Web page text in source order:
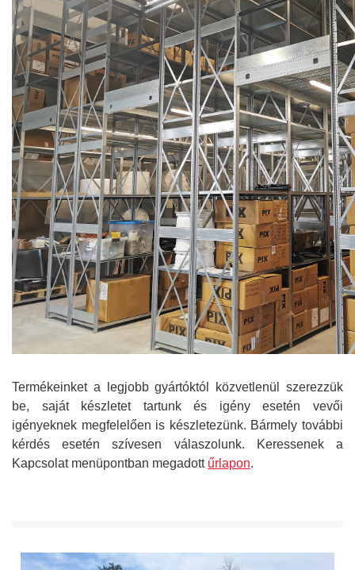
Termékeinket a legjobb gyártóktól közvetlenül szerezzük
be, saját készletet tartunk és igény esetén vevői
igényeknek megfelelően is készletezünk. Bármely további
kérdés esetén szívesen válaszolunk. Keressenek a
Kapcsolat menüpontban megadott űrlapon.